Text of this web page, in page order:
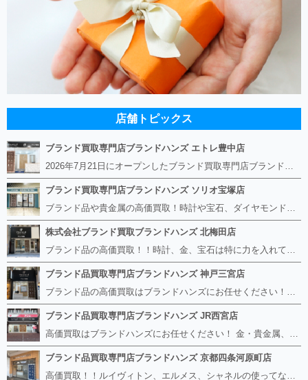
店舗トピックス
ブランド買取専門店ブランドハンズ エトレ豊中店
2026年7月21日にオープンしたブランド買取専門店ブランドハンズ エトレ豊中店です。 阪急豊中駅直結のショッピングモール エトレとよなかの１階に店舗がございます。 金・貴金属、ブランド品、時計、宝石などその他ブランド食器や美容機器、ブランド香水や化粧品などの取り扱いもございます。 熟練の鑑定士が親切・丁寧に接客、査定をさせていただきます。 査定だけでもOK。お気軽にご来店下さいませ！
ブランド買取専門店ブランドハンズ ソリオ宝塚店
ブランド品や貴金属の高価買取！時計や宝石、ダイヤモンドなど家に眠っているものがあったら捨てる前にブランドハンズへお越しください。 査定料は無料、お値段が付くものかお調べいたします！ 宅配買取もありますので使っていない古いルイヴィトンのバッグや財布、壊れているオメガの時計、千切れている金のネックレスや指輪、小型家電も取り扱っておりますのでお気軽にご利用下さい☆ その他ブランド食器、銀シルバー製品、美容機器、脱毛器、スマホなど幅広く取り扱っております！
株式会社ブランド買取ブランドハンズ 北梅田店
ブランド品の高価買取！！時計、金、宝石は特に力を入れています！ ルイヴィトン、シャネル、ロレックス、エルメスはもちろん、グッチ、プラダ、セリーヌ、フェンディなどなど、 その他ブランド食器、銀シルバー製品、美容機器、脱毛器、スマホなど幅広く取り扱っているので まずは無料査定にお越しください！ 手数料は全て無料！全国対応の宅配買取も行っておりますのでお気軽にご連絡下さい！
ブランド品買取専門店ブランドハンズ 神戸三宮店
ブランド品の高価買取はブランドハンズにお任せください！！ 高騰し続けている金・貴金属はもちろん、ルイヴィトン、エルメス、シャネル、ロレックスは特に力を入れております。 その他ブランド食器、銀シルバー製品、美容機器、脱毛器、スマホなど幅広く取り扱っております！ 鑑定士は経験豊富で親切丁寧な対応を心がけております。 鑑定書がないものでもしっかり見させて頂きます。
ブランド品買取専門店ブランドハンズ JR西宮店
高価買取はブランドハンズにお任せください！ 金・貴金属、ルイヴィトン、エルメス、シャネル、ロレックスは特に力を入れておりますが、 他店で断られたボロボロになったバッグや財布、壊れたブランド品、時計、千切れた貴金属もお買取り可能です。 経験豊富な鑑定士が宝石やダイヤモンドの鑑定書がないものでもしっかり見させて頂きます。 その他ブランド食器、銀シルバー製品、美容機器、脱毛器、スマホなど幅広く取り扱っております！ 是非お気軽にお越しください。
ブランド品買取専門店ブランドハンズ 京都四条河原町店
高価買取！！ルイヴィトン、エルメス、シャネルの使ってないものなど ブランドハンズならボロボロでも構いません。 他店に断られたものも当店ならお買取り可能です！ ロレックスやフェンディ、グッチも大歓迎です！ ブランド品や貴金属、時計、宝石、ダイヤモンドは特に高価買取ですのでお査定だけでもお待ちしております。